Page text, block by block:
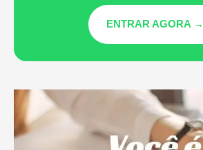
ENTRAR AGORA →